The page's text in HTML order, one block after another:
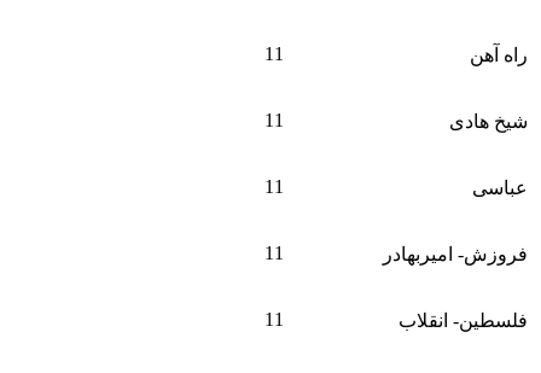
راه آهن 11
شیخ هادی 11
عباسی 11
فروزش- امیربهادر 11
فلسطین- انقلاب 11